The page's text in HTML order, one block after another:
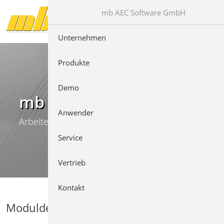
Direkt zur Hauptnavigation springen
Direkt zum Inhalt springen
mb WorkSuite
Arbeiten mit Komfort
Moduldetails
mb AEC Software GmbH
Unternehmen
Produkte
Demo
Anwender
Service
Vertrieb
Kontakt